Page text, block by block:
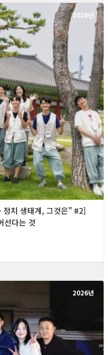
2026년
치 생태계, 그것은" #2]
선다는 것
2026년